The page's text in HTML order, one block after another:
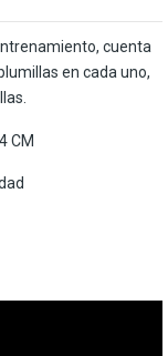
cuenta
en cada uno,
CM